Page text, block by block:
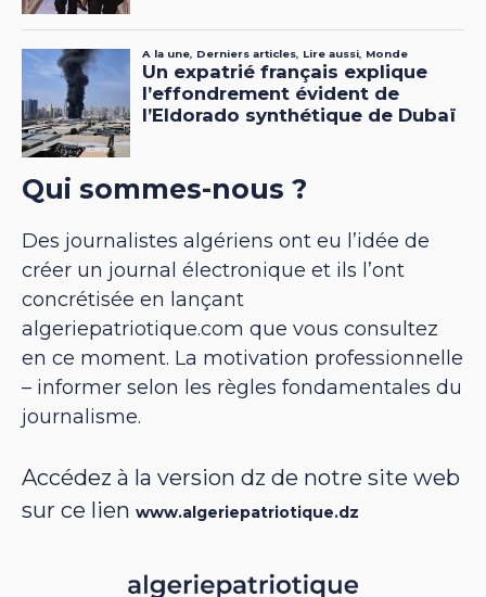
Qui sommes-nous ?
Des journalistes algériens ont eu l’idée de
créer un journal électronique et ils l’ont
concrétisée en lançant
algeriepatriotique.com que vous consultez
en ce moment. La motivation professionnelle
– informer selon les règles fondamentales du
journalisme.
Accédez à la version dz de notre site web
sur ce lien www.algeriepatriotique.dz